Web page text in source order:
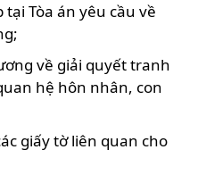
Tòa án yêu cầu về
về giải quyết tranh
hệ hôn nhân, con
giấy tờ liên quan cho